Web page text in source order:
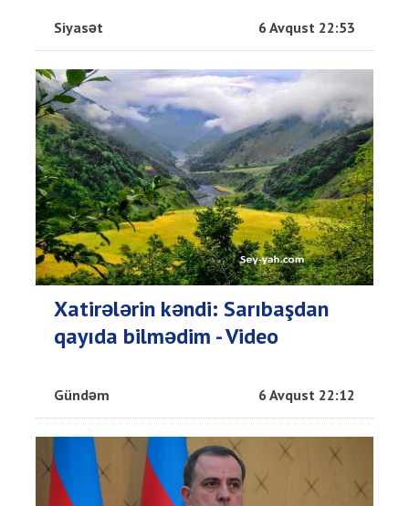
Siyasət 6 Avqust 22:53
Xatirələrin kəndi: Sarıbaşdan
qayıda bilmədim - Video
Gündəm 6 Avqust 22:12